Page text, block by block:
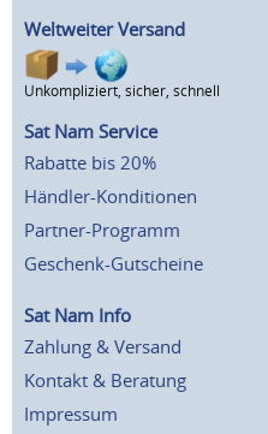
Weltweiter Versand
Unkompliziert, sicher, schnell
Sat Nam Service
Rabatte bis 20%
Händler-Konditionen
Partner-Programm
Geschenk-Gutscheine
Sat Nam Info
Zahlung & Versand
Kontakt & Beratung
Impressum